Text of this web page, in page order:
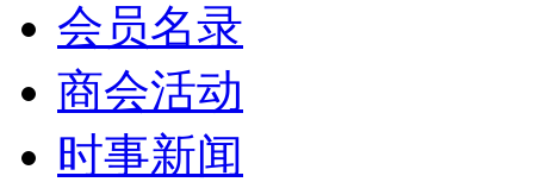
会员名录
商会活动
时事新闻